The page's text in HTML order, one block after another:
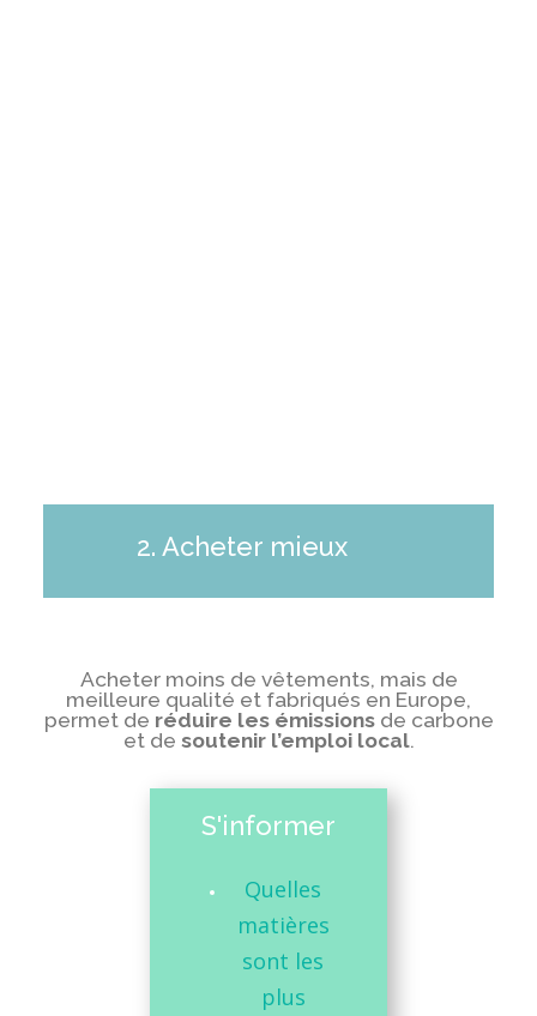
2. Acheter mieux
Acheter moins de vêtements, mais de
meilleure qualité et fabriqués en Europe,
permet de réduire les émissionsde carbone
et de soutenir l’emploi local.
S'informer
Quelles
matières
sont les
plus